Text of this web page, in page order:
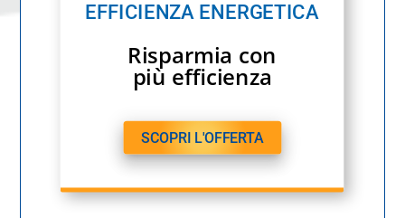
EFFICIENZA ENERGETICA
Risparmia con
più efficienza
SCOPRI L'OFFERTA